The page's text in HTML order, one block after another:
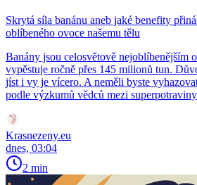
Skrytá síla banánu aneb jaké benefity
oblíbeného ovoce našemu tělu
Banány jsou celosvětově nejoblíbenějším
vypěstuje ročně přes 145 milionů tun.
jíst i vy je vícero. A neměli byste
podle výzkumů vědců mezi
Krasnezeny.eu
dnes, 03:04
2 min